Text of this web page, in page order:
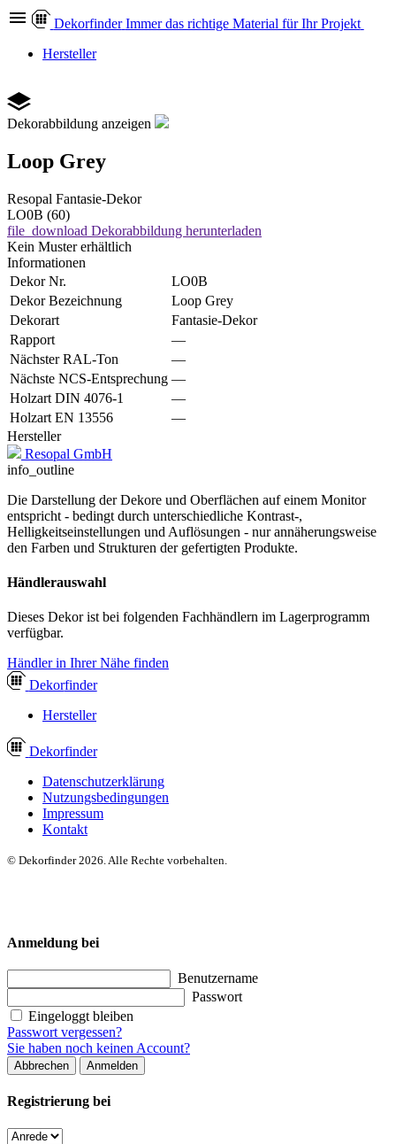
Dekorfinder Immer das richtige Material für Ihr Projekt
Hersteller
Dekorabbildung anzeigen
Loop Grey
Resopal Fantasie-Dekor
LO0B (60)
file_download Dekorabbildung herunterladen
Kein Muster erhältlich
Informationen
Dekor Nr.
LO0B
Dekor Bezeichnung
Loop Grey
Dekorart
Fantasie-Dekor
Rapport
—
Nächster RAL-Ton
—
Nächste NCS-Entsprechung —
Holzart DIN 4076-1
—
Holzart EN 13556
—
Hersteller
Resopal GmbH
info_outline
Die Darstellung der Dekore und Oberflächen auf einem Monitor
entspricht - bedingt durch unterschiedliche Kontrast-,
Helligkeitseinstellungen und Auflösungen - nur annäherungsweise
den Farben und Strukturen der gefertigten Produkte.
Händlerauswahl
Dieses Dekor ist bei folgenden Fachhändlern im Lagerprogramm
verfügbar.
Händler in Ihrer Nähe finden
Dekorfinder
Hersteller
Dekorfinder
Datenschutzerklärung
Nutzungsbedingungen
Impressum
Kontakt
© Dekorfinder 2026. Alle Rechte vorbehalten.
Anmeldung bei
Benutzername
Passwort
Eingeloggt bleiben
Passwort vergessen?
Sie haben noch keinen Account?
Abbrechen Anmelden
Registrierung bei